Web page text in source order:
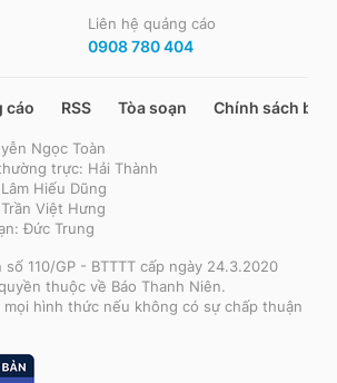
Liên hệ quảng cáo
0908 780 404
cáo RSS Tòa soạn Chính sách bảo
Ngọc Toàn
trực: Hải Thành
Hiếu Dũng
Việt Hưng
Đức Trung
110/GP - BTTTT cấp ngày 24.3.2020
thuộc về Báo Thanh Niên.
mọi hình thức nếu không có sự chấp thuận